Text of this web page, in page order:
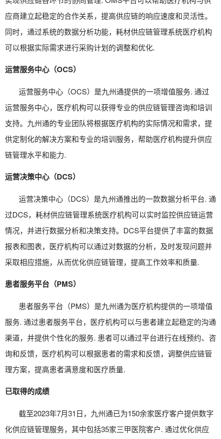
应商建立起稳定的合作关系，提高供应链的响应速度和灵活性。
同时，通过系统的数据分析功能， 耗材供应链管理系统医疗机构
可以根据实际需求进行采购计划的调整和优化.
运营服务中心（OCS）
运营服务中心（OCS）是九州通提供的一项增值服务. 通过
运营服务中心，医疗机构可以获得专业的供应链管理咨询和培训
支持。九州通的专业团队将根据医疗机构的实际情况和需求，提
供定制化的解决方案和专业的培训服务，帮助医疗机构提升供应
链管理水平和能力.
运营决策中心（DCS）
运营决策中心（DCS）是九州通推出的一款数据分析平台. 通
过DCS， 耗材供应链管理系统医疗机构可以实时监控供应链运营
情况，并进行数据分析和决策支持。DCS平台提供了丰富的数据
报表和图表，医疗机构可以通过对数据的分析，及时发现问题并
采取相应措施，从而优化供应链管理，提高工作效率和质量.
患者服务平台（PMS）
患者服务平台（PMS）是九州通为医疗机构提供的一项增值
服务. 通过患者服务平台，医疗机构可以与患者建立起稳定的沟通
渠道，并提供个性化的服务. 患者可以通过平台进行在线预约、咨
询和反馈，医疗机构可以根据患者的需求和反馈，调整供应链管
理方案，提高患者满意度和医疗质量.
已取得的成绩
截至2023年7月31日，九州通已为150余家医疗客户提供数字
化供应链管理服务，其中包括35家三甲医院客户. 通过优化供应